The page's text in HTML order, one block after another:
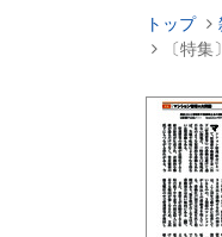
トップ
〔特